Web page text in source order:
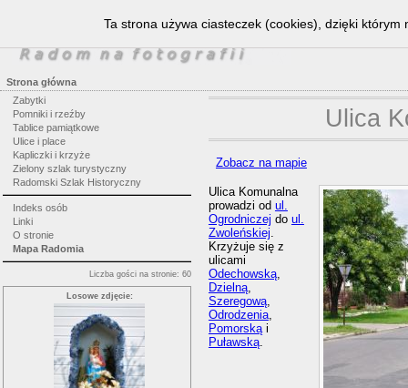
Strona główna
Zabytki
Pomniki i rzeźby
Tablice pamiątkowe
Ulice i place
Kapliczki i krzyże
Zielony szlak turystyczny
Radomski Szlak Historyczny
Indeks osób
Linki
O stronie
Mapa Radomia
Liczba gości na stronie: 60
Losowe zdjęcie:
Ulica
Zobacz na mapie
Ulica Komunalna
prowadzi od ul.
Ogrodniczej do ul.
Zwoleńskiej.
Krzyżuje się z
ulicami
Odechowską,
Dzielną,
Szeregową,
Odrodzenia,
Pomorskąi
Puławską.
Ta strona używa ciasteczek (cookies), dzięki którym